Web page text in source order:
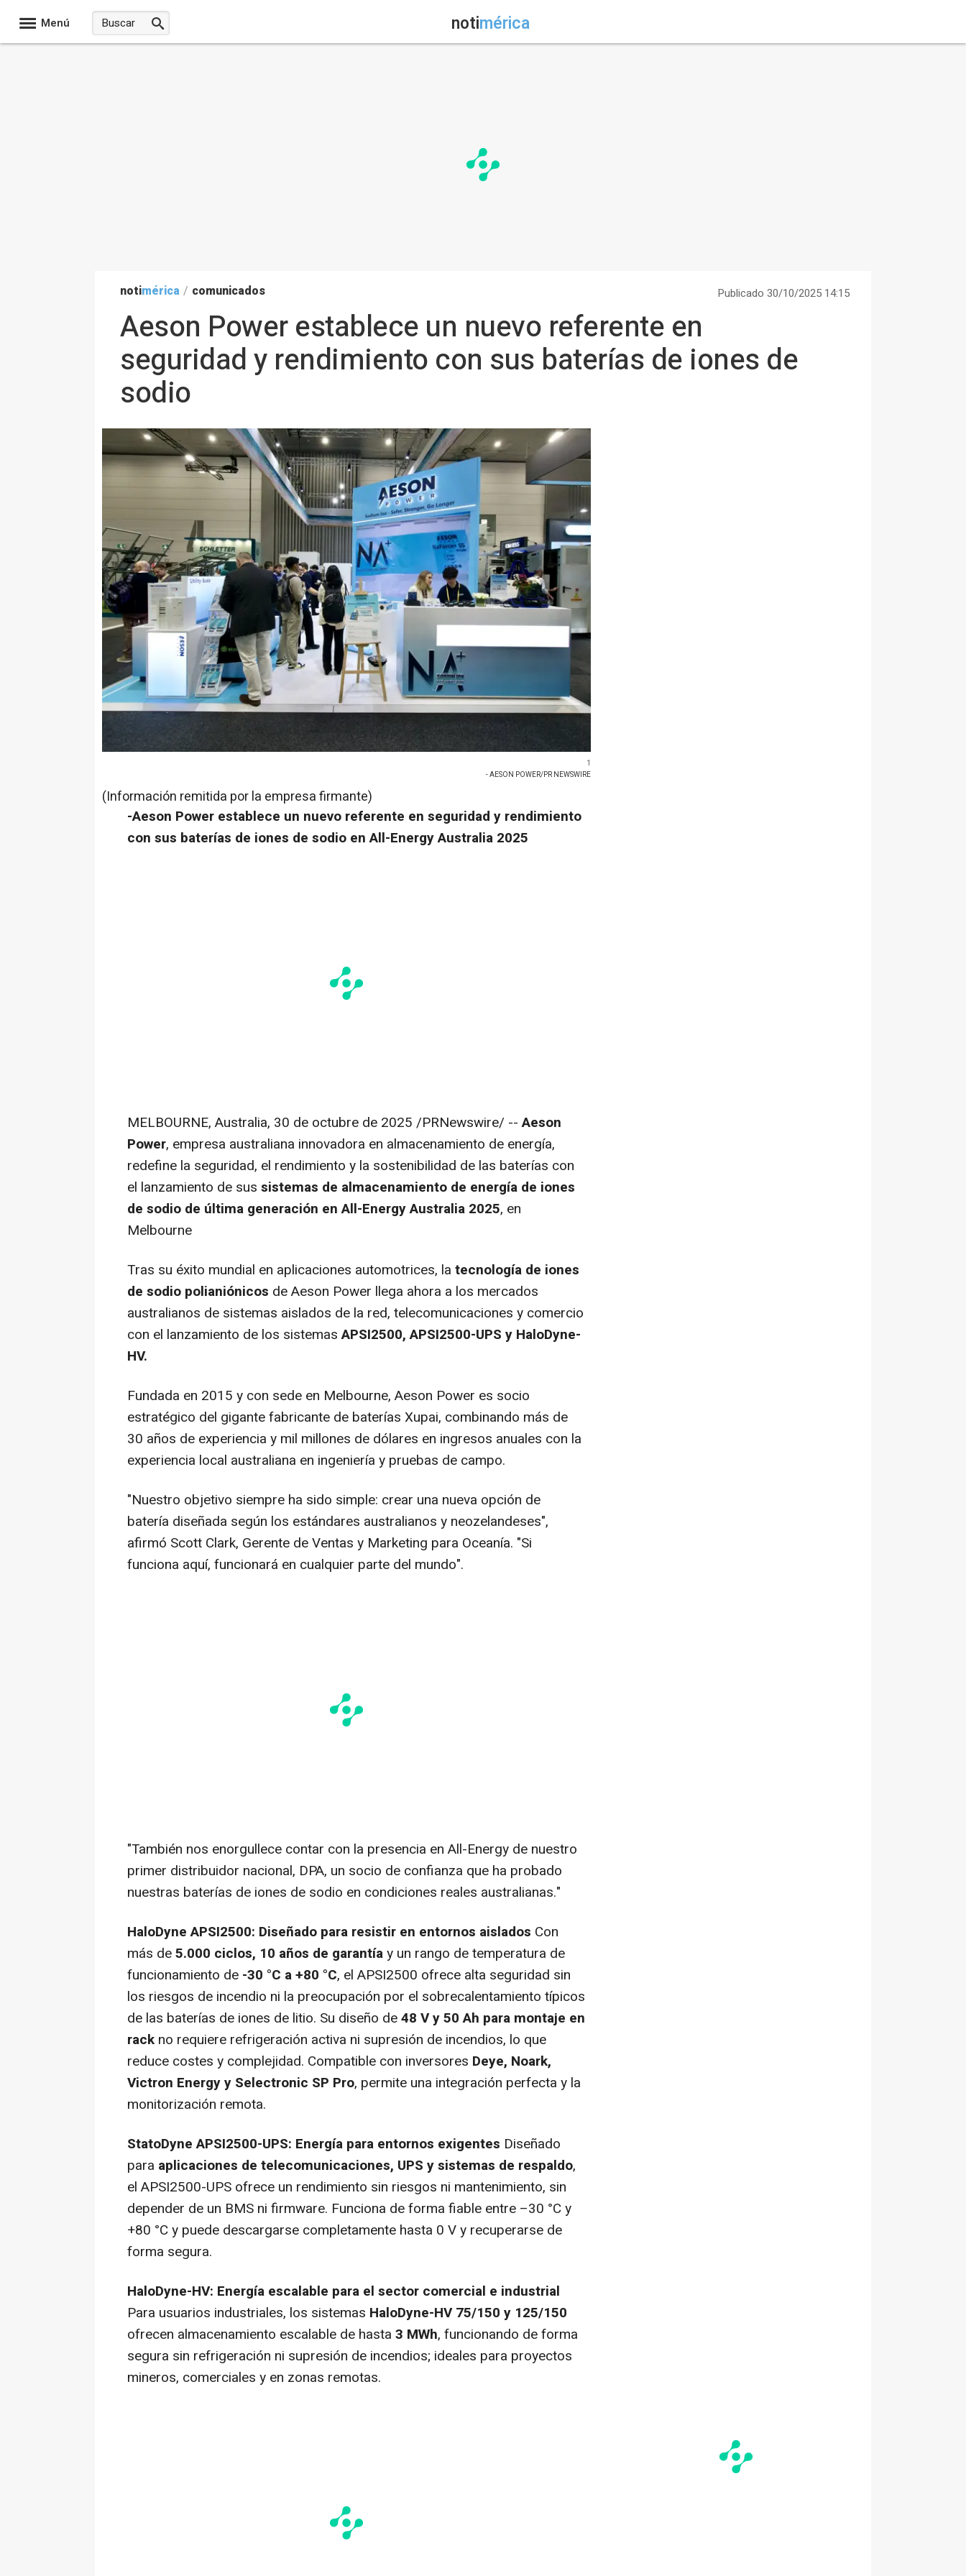
Menú notimérica
notimérica / comunicados Publicado 30/10/2025 14:15
Aeson Power establece un nuevo referente en
seguridad y rendimiento con sus baterías de iones de
sodio
1
- AESON POWER/PR NEWSWIRE
(Información remitida por la empresa firmante)
-Aeson Power establece un nuevo referente en seguridad y rendimiento
con sus baterías de iones de sodio en All-Energy Australia 2025
MELBOURNE, Australia, 30 de octubre de 2025 /PRNewswire/ --Aeson
Power, empresa australiana innovadora en almacenamiento de energía,
redefine la seguridad, el rendimiento y la sostenibilidad de las baterías con
el lanzamiento de sus sistemas de almacenamiento de energía de iones
de sodio de última generación en All-Energy Australia 2025, en
Melbourne
Tras su éxito mundial en aplicaciones automotrices, la tecnología de iones
de sodio polianiónicos deAeson Power llega ahora a los mercados
australianos de sistemas aislados de la red, telecomunicaciones y comercio
con el lanzamiento de los sistemasAPSI2500, APSI2500-UPS y HaloDyne-
HV.
Fundada en 2015 y con sede en Melbourne, Aeson Power es socio
estratégico del gigante fabricante de baterías Xupai, combinando más de
30 años de experiencia y mil millones de dólares en ingresos anuales con la
experiencia local australiana en ingeniería y pruebas de campo.
"Nuestro objetivo siempre ha sido simple: crear una nueva opción de
batería diseñada según los estándares australianos y neozelandeses",
afirmó Scott Clark, Gerente de Ventas y Marketing para Oceanía. "Si
funciona aquí, funcionará en cualquier parte del mundo".
"También nos enorgullece contar con la presencia en All-Energy de nuestro
primer distribuidor nacional, DPA, un socio de confianza que ha probado
nuestras baterías de iones de sodio en condiciones reales australianas."
HaloDyne APSI2500: Diseñado para resistir en entornos aislados Con
más de5.000 ciclos, 10 años de garantíay un rango de temperatura de
funcionamiento de -30 °C a +80 °C, el APSI2500 ofrece alta seguridad sin
los riesgos de incendio ni la preocupación por el sobrecalentamiento típicos
de las baterías de iones de litio. Su diseño de48 V y 50 Ah para montaje en
rack no requiere refrigeración activa ni supresión de incendios, lo que
reduce costes y complejidad. Compatible con inversores Deye, Noark,
Victron Energy y Selectronic SP Pro, permite una integración perfecta y la
monitorización remota.
StatoDyne APSI2500-UPS: Energía para entornos exigentes Diseñado
para aplicaciones de telecomunicaciones, UPS y sistemas de respaldo,
el APSI2500-UPS ofrece un rendimiento sin riesgos ni mantenimiento, sin
depender de un BMS ni firmware. Funciona de forma fiable entre –30 °C y
+80 °C y puede descargarse completamente hasta 0 V y recuperarse de
forma segura.
HaloDyne-HV: Energía escalable para el sector comercial e industrial
Para usuarios industriales, los sistemas HaloDyne-HV 75/150 y 125/150
ofrecen almacenamiento escalable de hasta 3 MWh, funcionando de forma
segura sin refrigeración ni supresión de incendios; ideales para proyectos
mineros, comerciales y en zonas remotas.